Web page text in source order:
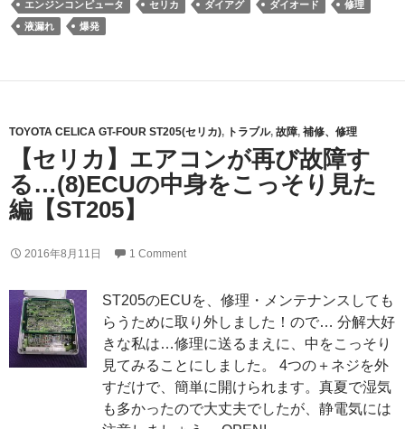
エンジンコンピュータ
セリカ ダイアグ ダイオード
修理
液漏れ
爆発
TOYOTA CELICA GT-FOUR ST205(セリカ), トラブル, 故障, 補修、修理
【セリカ】エアコンが再び故障す
る…(8)ECUの中身をこっそり見た
編【ST205】
2016年8月11日 1 Comment
ST205のECUを、修理・メンテナンスしても
らうために取り外しました！ので… 分解大好
きな私は…修理に送るまえに、中をこっそり
見てみることにしました。 4つの＋ネジを外
すだけで、簡単に開けられます。真夏で湿気
も多かったので大丈夫でしたが、静電気には